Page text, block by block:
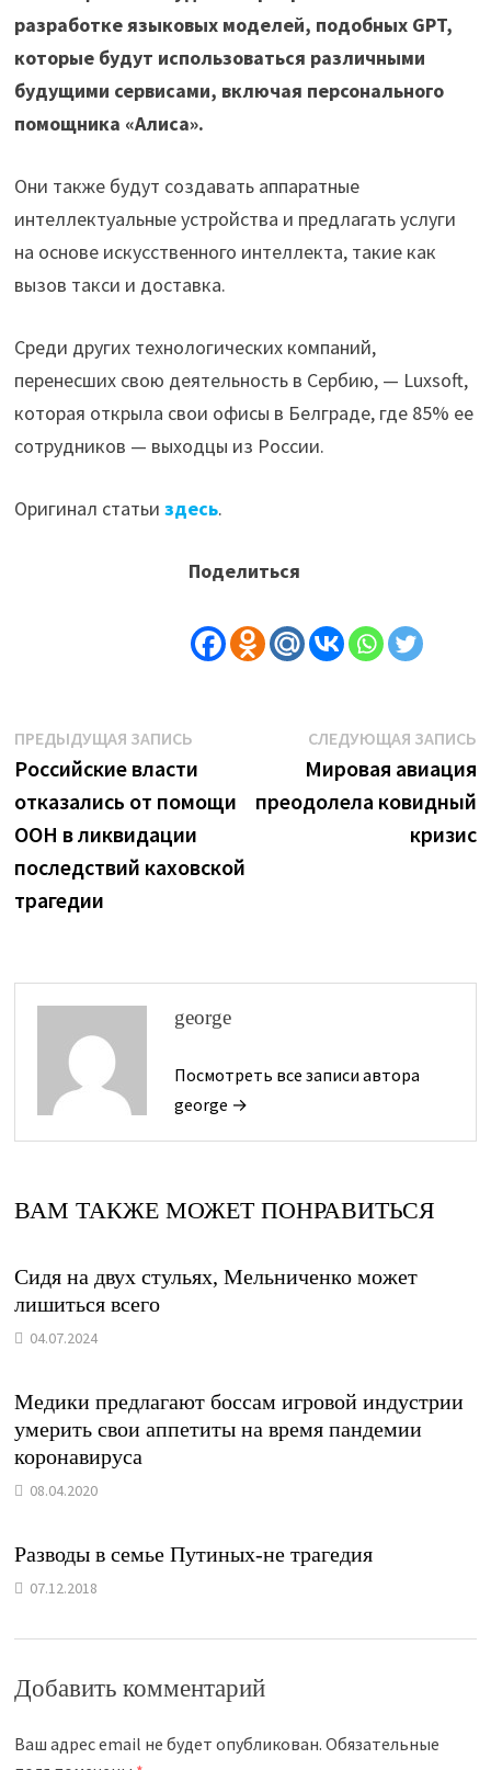
разработке языковых моделей, подобных GPT,
которые будут использоваться различными
будущими сервисами, включая персонального
помощника «Алиса».
Они также будут создавать аппаратные
интеллектуальные устройства и предлагать услуги
на основе искусственного интеллекта, такие как
вызов такси и доставка.
Среди других технологических компаний,
перенесших свою деятельность в Сербию, — Luxsoft,
которая открыла свои офисы в Белграде, где 85% ее
сотрудников — выходцы из России.
Оригинал статьи здесь.
Поделиться
Навигация
по
записям
ПРЕДЫДУЩАЯ ЗАПИСЬПредыдущая
запись:
Российские власти
отказались от помощи
ООН в ликвидации
последствий каховской
трагедии
СЛЕДУЮЩАЯ ЗАПИСЬ
Мировая авиация
преодолела ковидный
кризис
george
Посмотреть все записи автора
george →
ВАМ ТАКЖЕ МОЖЕТ ПОНРАВИТЬСЯ
Сидя на двух стульях, Мельниченко может
лишиться всего
04.07.2024
Медики предлагают боссам игровой индустрии
умерить свои аппетиты на время пандемии
коронавируса
08.04.2020
Разводы в семье Путиных-не трагедия
07.12.2018
Добавить комментарий
Ваш адрес email не будет опубликован. Обязательные